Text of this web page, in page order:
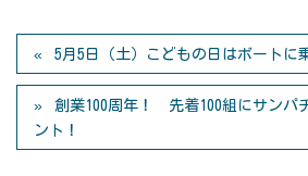
5月5日（土）こどもの日はボートに
創業100周年！ 先着100組にサンパ
ント！